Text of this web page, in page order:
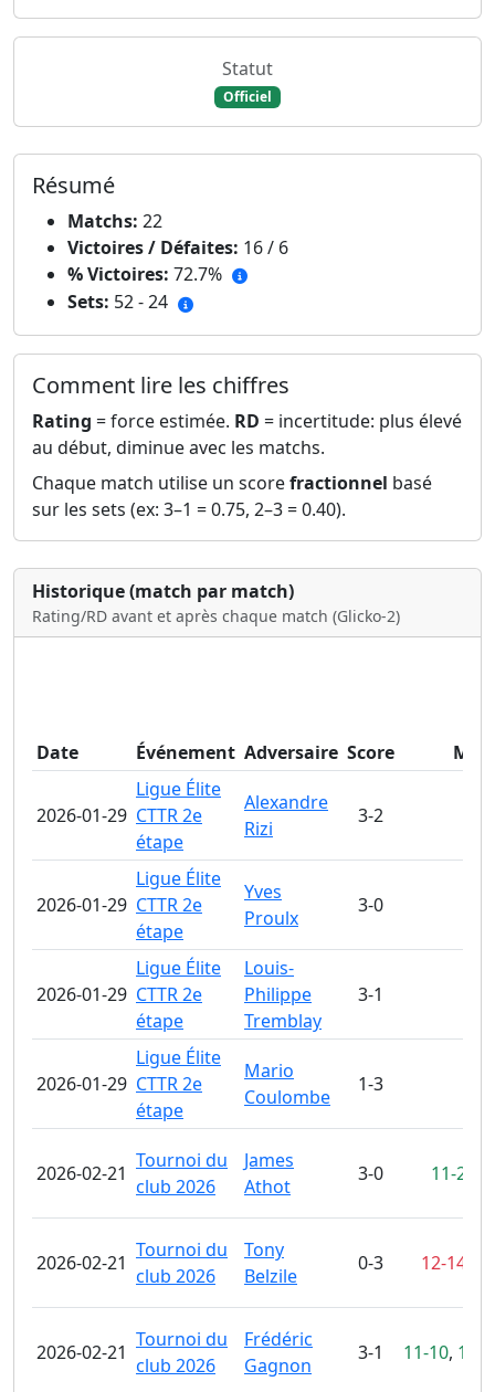
Statut
Officiel
Résumé
Matchs: 22
Victoires / Défaites: 16 / 6
% Victoires: 72.7%
Sets: 52 - 24
Comment lire les chiffres
Rating = force estimée. RD = incertitude: plus élevé
au début, diminue avec les matchs.
Chaque match utilise un scorefractionnel basé
sur les sets (ex: 3–1 = 0.75, 2–3 = 0.40).
Historique (match par match)
Rating/RD avant et après chaque match (Glicko‑2)
Date Événement Adversaire Score
2026-01-29
Ligue Élite
CTTR 2e
étape
Alexandre
Rizi
3-2
2026-01-29
Ligue Élite
CTTR 2e
étape
Yves
Proulx
3-0
2026-01-29
Ligue Élite
CTTR 2e
étape
Louis-
Philippe
Tremblay
3-1
2026-01-29
Ligue Élite
CTTR 2e
étape
Mario
Coulombe
1-3
2026-02-21
Tournoi du
club 2026
James
Athot
3-0 11-2
2026-02-21
Tournoi du
club 2026
Tony
Belzile
0-3 12-14
2026-02-21
Tournoi du
club 2026
Frédéric
Gagnon
3-1 11-10, 11-9